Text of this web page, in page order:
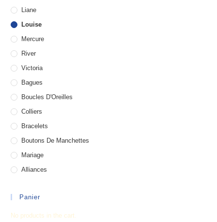
Liane
Louise
Mercure
River
Victoria
Bagues
Boucles D'Oreilles
Colliers
Bracelets
Boutons De Manchettes
Mariage
Alliances
Panier
No products in the cart.